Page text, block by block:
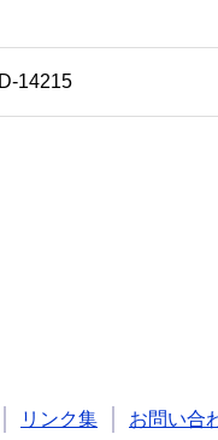
D-14215
リンク集 お問い合